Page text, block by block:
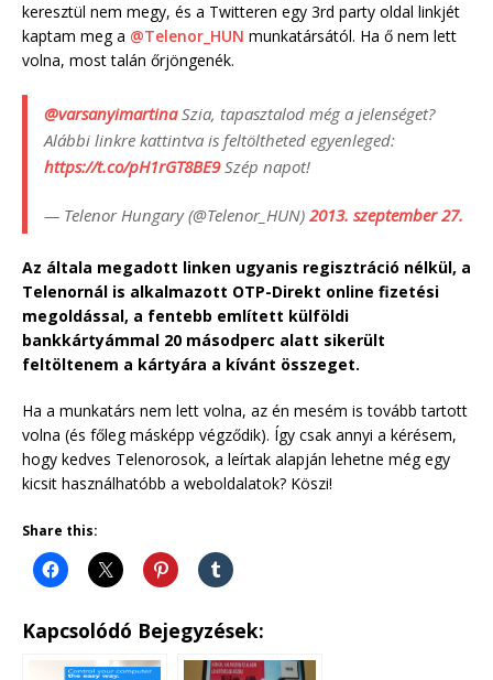
keresztül nem megy, és a Twitteren egy 3rd party oldal linkjét
kaptam meg a @Telenor_HUN munkatársától. Ha ő nem lett
volna, most talán őrjöngenék.
@varsanyimartinaSzia, tapasztalod még a jelenséget?
Alábbi linkre kattintva is feltöltheted egyenleged:
https://t.co/pH1rGT8BE9Szép napot!
— Telenor Hungary (@Telenor_HUN) 2013. szeptember 27.
Az általa megadott linken ugyanis regisztráció nélkül, a
Telenornál is alkalmazott OTP-Direkt online fizetési
megoldással, a fentebb említett külföldi
bankkártyámmal 20 másodperc alatt sikerült
feltöltenem a kártyára a kívánt összeget.
Ha a munkatárs nem lett volna, az én mesém is tovább tartott
volna (és főleg másképp végződik). Így csak annyi a kérésem,
hogy kedves Telenorosok, a leírtak alapján lehetne még egy
kicsit használhatóbb a weboldalatok? Köszi!
Share this:
Kapcsolódó Bejegyzések: